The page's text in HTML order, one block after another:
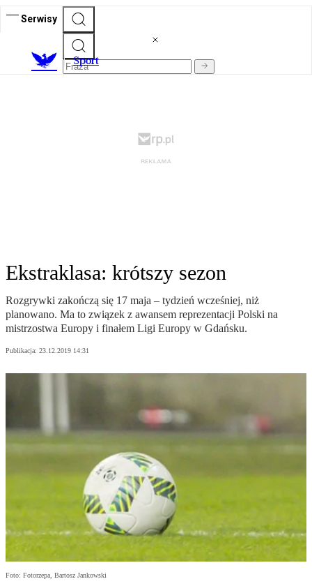
Serwisy
Sport
Ekstraklasa: krótszy sezon
Rozgrywki zakończą się 17 maja – tydzień wcześniej, niż
planowano. Ma to związek z awansem reprezentacji Polski na
mistrzostwa Europy i finałem Ligi Europy w Gdańsku.
Publikacja: 23.12.2019 14:31
Foto: Fotorzepa, Bartosz Jankowski